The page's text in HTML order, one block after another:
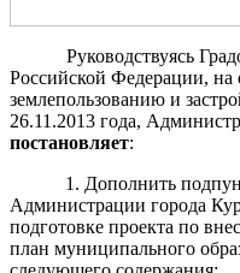
Руководствуясь
Российской Федерации,
землепользованию и
26.11.2013 года,
постановляет:
1. Дополнить
Администрации города
подготовке проекта по
план муниципального